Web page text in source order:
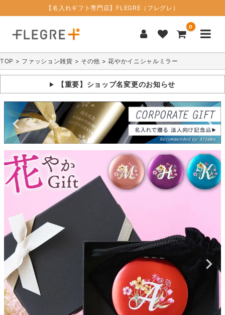
【名入れギフト専門店】FLEGRE（フレグレ）
0
TOP ファッション雑貨 その他 花やかイニシャルミラー
【重要】ショップ名変更のお知らせ